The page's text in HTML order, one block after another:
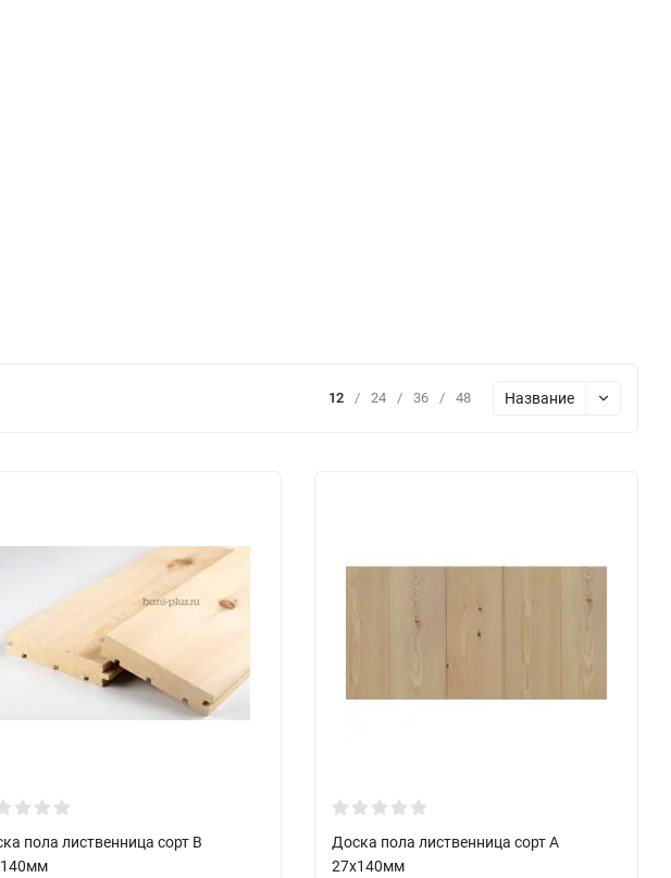
12 / 24 / 36 / 48 Название
пола лиственница сорт B
Доска пола лиственница сорт А
27х140мм